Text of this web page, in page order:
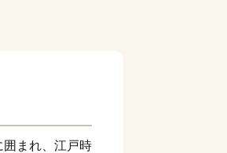
まれ、江戸時